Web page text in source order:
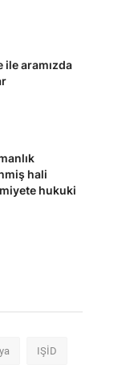
ile aramızda
hali
hukuki
IŞİD